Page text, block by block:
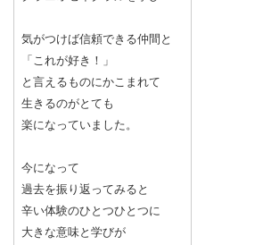
気がつけば信頼できる仲間と
「これが好き！」
と言えるものにかこまれて
生きるのがとても
楽になっていました。
今になって
過去を振り返ってみると
辛い体験のひとつひとつに
大きな意味と学びが